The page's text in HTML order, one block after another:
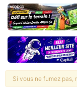
Si vous ne fumez pas,